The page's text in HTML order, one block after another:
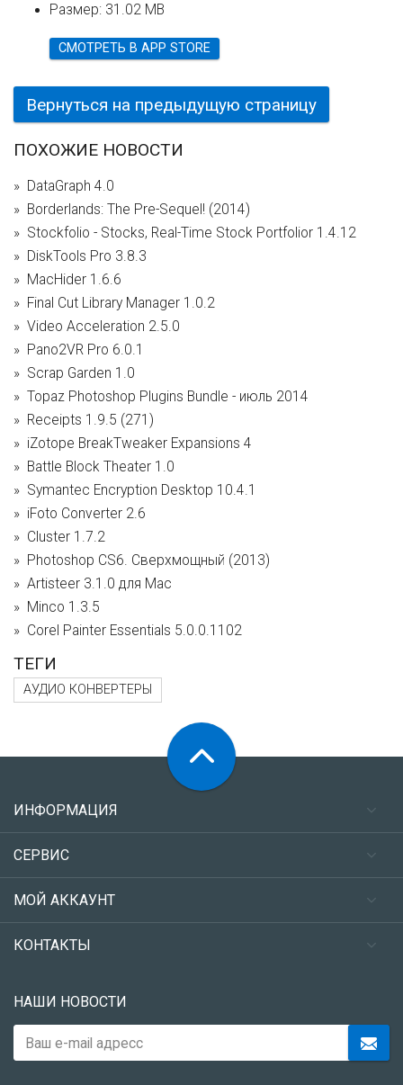
Размер: 31.02 MB
СМОТРЕТЬ В APP STORE
Вернуться на предыдущую страницу
ПОХОЖИЕ НОВОСТИ
DataGraph 4.0
Borderlands: The Pre-Sequel! (2014)
Stockfolio - Stocks, Real-Time Stock Portfolior 1.4.12
DiskTools Pro 3.8.3
MacHider 1.6.6
Final Cut Library Manager 1.0.2
Video Acceleration 2.5.0
Pano2VR Pro 6.0.1
Scrap Garden 1.0
Topaz Photoshop Plugins Bundle - июль 2014
Receipts 1.9.5 (271)
iZotope BreakTweaker Expansions 4
Battle Block Theater 1.0
Symantec Encryption Desktop 10.4.1
iFoto Converter 2.6
Cluster 1.7.2
Photoshop CS6. Сверхмощный (2013)
Artisteer 3.1.0 для Mac
Minco 1.3.5
Corel Painter Essentials 5.0.0.1102
ТЕГИ
АУДИО КОНВЕРТЕРЫ
ИНФОРМАЦИЯ
СЕРВИС
МОЙ АККАУНТ
КОНТАКТЫ
НАШИ НОВОСТИ